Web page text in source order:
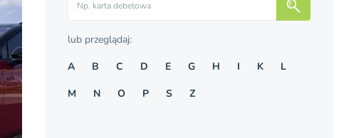
lub przeglądaj:
A
B C D E G H I K
L
M
N O P S Z